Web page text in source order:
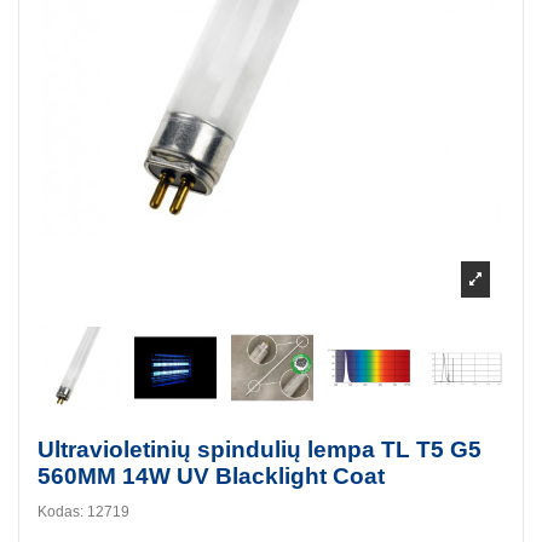
Ultravioletinių spindulių lempa TL T5 G5
560MM 14W UV Blacklight Coat
Kodas: 12719